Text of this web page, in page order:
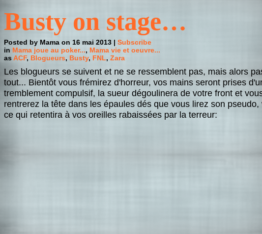
Busty on stage…
Posted by Mama on 16 mai 2013 | Subscribe
in Mama joue au poker..., Mama vie et oeuvre...
asACF, Blogueurs, Busty, FNL, Zara
Les blogueurs se suivent et ne se ressemblent pas, mais alors
tout... Bientôt vous frémirez d'horreur, vos mains seront prises
tremblement compulsif, la sueur dégoulinera de votre front et
rentrerez la tête dans les épaules dés que vous lirez son pseudo,
ce qui retentira à vos oreilles rabaissées par la terreur: